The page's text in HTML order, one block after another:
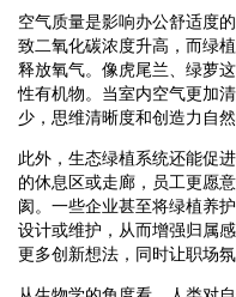
空气质量是影响办公舒适度
致二氧化碳浓度升高，而绿
释放氧气。像虎尾兰、绿萝
性有机物。当室内空气更加
少，思维清晰度和创造力自然
此外，生态绿植系统还能促
的休息区或走廊，员工更愿
阂。一些企业甚至将绿植养
设计或维护，从而增强归属
更多创新想法，同时让职场氛